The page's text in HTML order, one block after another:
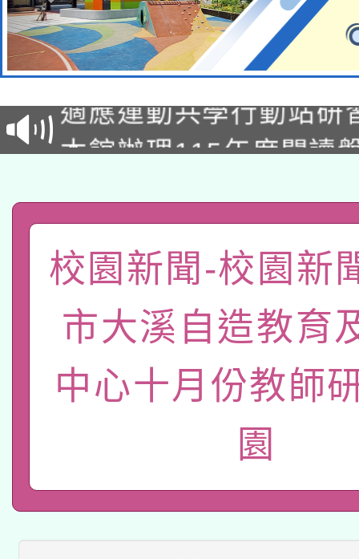
本校115學年度第2次
招甄選結果公告(無人
招)
適應運動共學行動站研
本館辦理115年度閱讀
礎課程
A3數位素養講師名單
「數位內容與教學軟體
pilot」
有關大陸委員會函釋公
薪期間赴陸應申請許可
轉知經濟部水利署委託
業技術研究院辦理「
用水績優單位及節水達
115年8月22日(星期六
桃園市孔廟祈福系列
2026年桃園地景藝術
本校115學年度第2次
招甄選結果公告(無人
適應運動共學行動站研
本館辦理115年度閱讀
校園新聞-校園新
市大溪自造教育
中心十月份教師
園